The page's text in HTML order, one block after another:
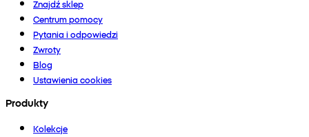
Znajdź sklep
Centrum pomocy
Pytania i odpowiedzi
Zwroty
Blog
Ustawienia cookies
Produkty
Kolekcje